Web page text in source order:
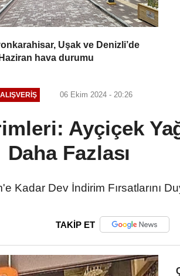
Uşak ve Denizli’de
hava durumu
ALIŞVERIŞ 06 Ekim 2024 - 20:26
Ayçiçek
Daha Fazlası
Kadar Dev İndirim Fırsatlarını
TAKİP ET